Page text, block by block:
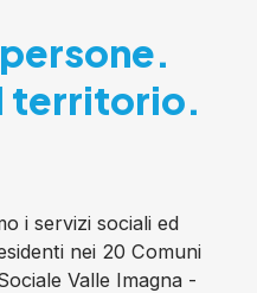
territorio.
i servizi sociali ed
nei 20 Comuni
Valle Imagna -